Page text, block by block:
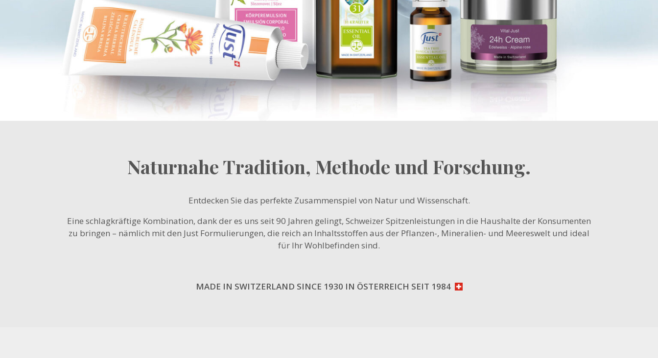
Naturnahe Tradition, Methode und Forschung.
Entdecken Sie das perfekte Zusammenspiel von Natur und Wissenschaft.
Eine schlagkräftige Kombination, dank der es uns seit 90 Jahren gelingt, Schweizer Spitzenleistungen in die Haushalte der Konsumenten
zu bringen – nämlich mit den Just Formulierungen, die reich an Inhaltsstoffen aus der Pflanzen-, Mineralien- und Meereswelt und ideal
für Ihr Wohlbefinden sind.
MADE IN SWITZERLAND SINCE 1930 IN ÖSTERREICH SEIT 1984